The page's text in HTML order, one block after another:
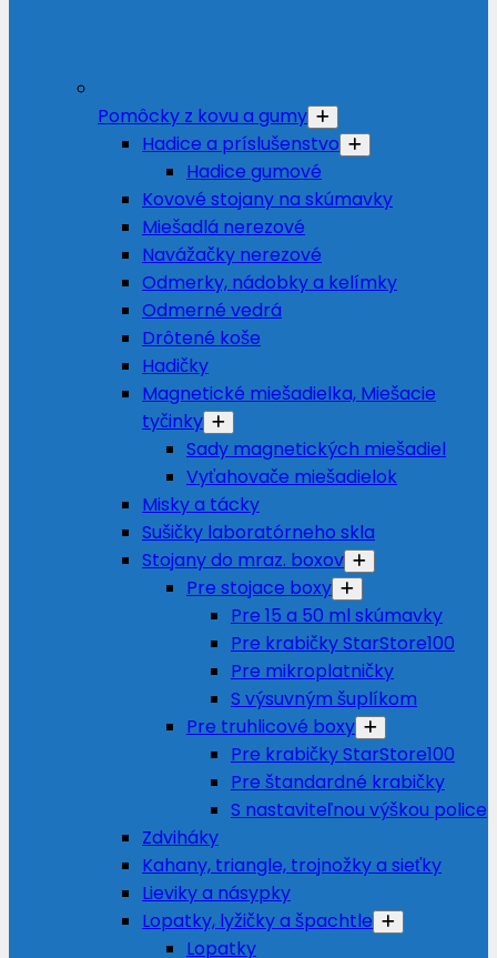
Pomôcky z kovu a gumy
Hadice a príslušenstvo
Hadice gumové
Kovové stojany na skúmavky
Miešadlá nerezové
Navážačky nerezové
Odmerky, nádobky a kelímky
Odmerné vedrá
Drôtené koše
Hadičky
Magnetické miešadielka, Miešacie
tyčinky
Sady magnetických miešadiel
Vyťahovače miešadielok
Misky a tácky
Sušičky laboratórneho skla
Stojany do mraz. boxov
Pre stojace boxy
Pre 15 a 50 ml skúmavky
Pre krabičky StarStore100
Pre mikroplatničky
S výsuvným šuplíkom
Pre truhlicové boxy
Pre krabičky StarStore100
Pre štandardné krabičky
S nastaviteľnou výškou police
Zdviháky
Kahany, triangle, trojnožky a sieťky
Lieviky a násypky
Lopatky, lyžičky a špachtle
Lopatky